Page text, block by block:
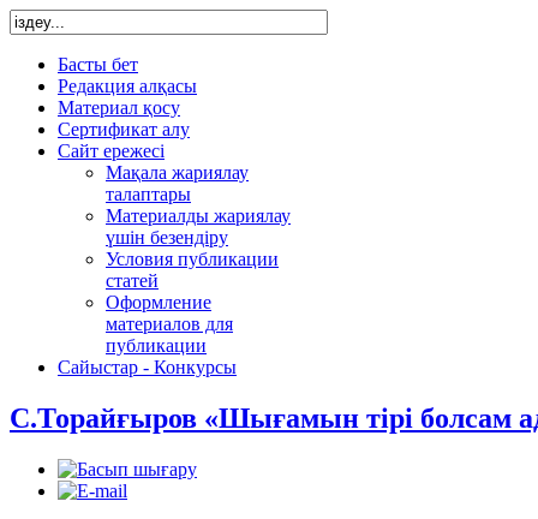
Басты бет
Редакция алқасы
Материал қосу
Сертификат алу
Сайт ережесі
Мақала жариялау
талаптары
Материалды жариялау
үшін безендіру
Условия публикации
статей
Оформление
материалов для
публикации
Сайыстар - Конкурсы
С.Торайғыров «Шығамын тірі болсам